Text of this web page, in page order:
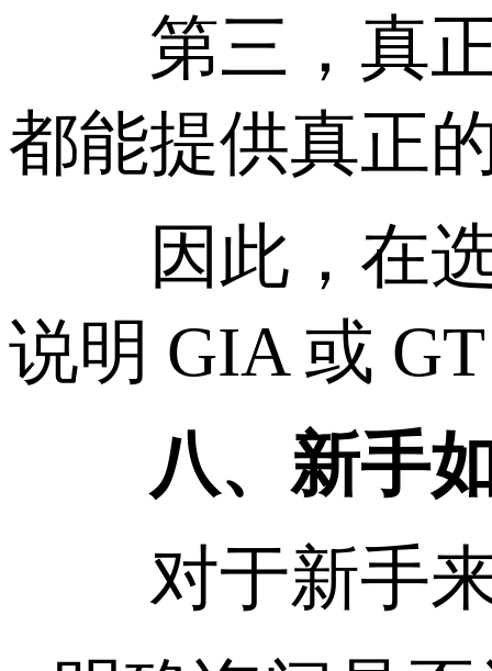
第三，真正
都能提供真正
因此，在选
说明 GIA 或
八、新手如
对于新手来